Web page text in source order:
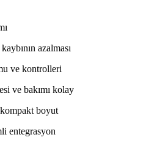
azalması
ve kontrolleri
ve bakımı kolay
boyut
entegrasyon